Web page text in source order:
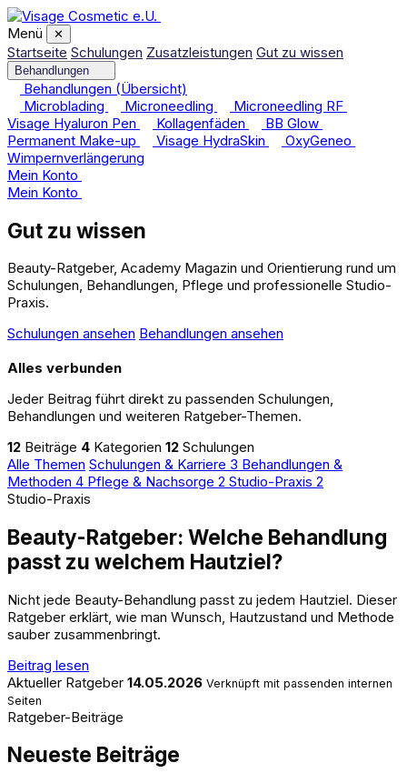
Menü ✕
Startseite Schulungen Zusatzleistungen Gut zu wissen
Behandlungen
Behandlungen (Übersicht)
Microblading
Microneedling
Microneedling RF
Visage Hyaluron Pen
Kollagenfäden
BB Glow
Permanent Make-up
Visage HydraSkin
OxyGeneo
Wimpernverlängerung
Mein Konto
Mein Konto
Gut zu wissen
Beauty-Ratgeber, Academy Magazin und Orientierung rund um
Schulungen, Behandlungen, Pflege und professionelle Studio-
Praxis.
Schulungen ansehen Behandlungen ansehen
Alles verbunden
Jeder Beitrag führt direkt zu passenden Schulungen,
Behandlungen und weiteren Ratgeber-Themen.
12 Beiträge 4 Kategorien 12 Schulungen
Alle Themen Schulungen & Karriere 3 Behandlungen &
Methoden 4 Pflege & Nachsorge 2 Studio-Praxis 2
Studio-Praxis
Beauty-Ratgeber: Welche Behandlung
passt zu welchem Hautziel?
Nicht jede Beauty-Behandlung passt zu jedem Hautziel. Dieser
Ratgeber erklärt, wie man Wunsch, Hautzustand und Methode
sauber zusammenbringt.
Beitrag lesen
Aktueller Ratgeber 14.05.2026 Verknüpft mit passenden internen
Seiten
Ratgeber-Beiträge
Neueste Beiträge